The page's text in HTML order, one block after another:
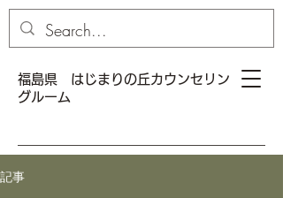
福島県 はじまりの丘カウンセリン
グルーム
記事